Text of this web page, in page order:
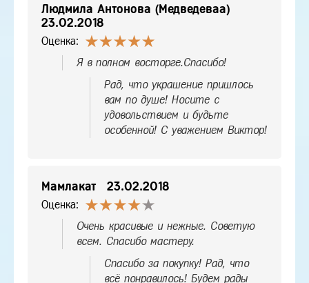
Людмила Антонова (Медведеваа)
23.02.2018
Оценка:
Я в полном восторге.Спасибо!
Рад, что украшение пришлось
вам по душе! Носите с
удовольствием и будьте
особенной! С уважением Виктор!
Мамлакат 23.02.2018
Оценка:
Очень красивые и нежные. Советую
всем. Спасибо мастеру.
Спасибо за покупку! Рад, что
всё понравилось! Будем рады